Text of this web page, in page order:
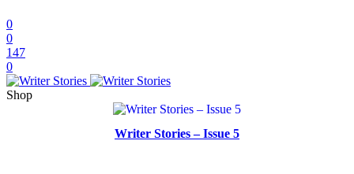
0
0
147
0
Shop
Writer Stories – Issue 5